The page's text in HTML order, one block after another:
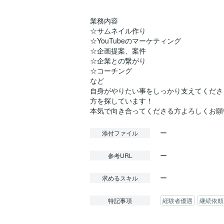
業務内容
☆サムネイル作り
☆YouTubeのマーケティング
☆企画提案、案件
☆企業との繋がり
☆コーチング
など
自身がやりたい事をしっかり支えてくだ
方を探しています！
添付ファイル ー
参考URL ー
求めるスキル ー
特記事項 経験者優遇 継続依